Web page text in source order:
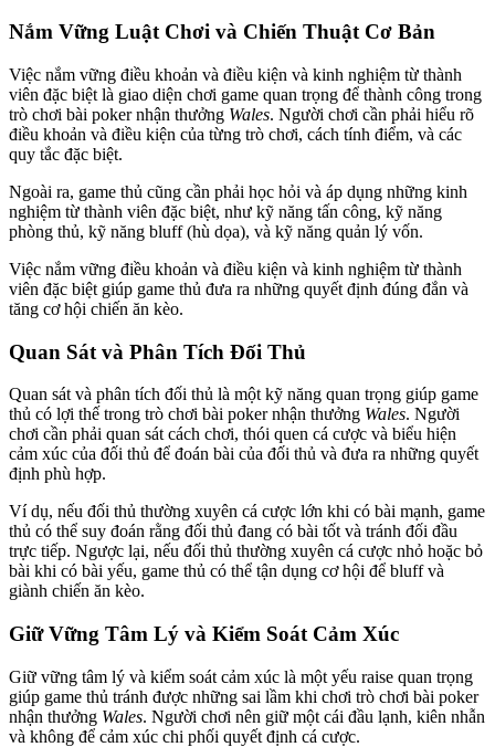
Nắm Vững Luật Chơi và Chiến Thuật Cơ Bản
Việc nắm vững điều khoản và điều kiện và kinh nghiệm từ thành
viên đặc biệt là giao diện chơi game quan trọng để thành công trong
trò chơi bài poker nhận thưởng Wales. Người chơi cần phải hiểu rõ
điều khoản và điều kiện của từng trò chơi, cách tính điểm, và các
quy tắc đặc biệt.
Ngoài ra, game thủ cũng cần phải học hỏi và áp dụng những kinh
nghiệm từ thành viên đặc biệt, như kỹ năng tấn công, kỹ năng
phòng thủ, kỹ năng bluff (hù dọa), và kỹ năng quản lý vốn.
Việc nắm vững điều khoản và điều kiện và kinh nghiệm từ thành
viên đặc biệt giúp game thủ đưa ra những quyết định đúng đắn và
tăng cơ hội chiến ăn kèo.
Quan Sát và Phân Tích Đối Thủ
Quan sát và phân tích đối thủ là một kỹ năng quan trọng giúp game
thủ có lợi thế trong trò chơi bài poker nhận thưởng Wales. Người
chơi cần phải quan sát cách chơi, thói quen cá cược và biểu hiện
cảm xúc của đối thủ để đoán bài của đối thủ và đưa ra những quyết
định phù hợp.
Ví dụ, nếu đối thủ thường xuyên cá cược lớn khi có bài mạnh, game
thủ có thể suy đoán rằng đối thủ đang có bài tốt và tránh đối đầu
trực tiếp. Ngược lại, nếu đối thủ thường xuyên cá cược nhỏ hoặc bỏ
bài khi có bài yếu, game thủ có thể tận dụng cơ hội để bluff và
giành chiến ăn kèo.
Giữ Vững Tâm Lý và Kiểm Soát Cảm Xúc
Giữ vững tâm lý và kiểm soát cảm xúc là một yếu raise quan trọng
giúp game thủ tránh được những sai lầm khi chơi trò chơi bài poker
nhận thưởng Wales. Người chơi nên giữ một cái đầu lạnh, kiên nhẫn
và không để cảm xúc chi phối quyết định cá cược.